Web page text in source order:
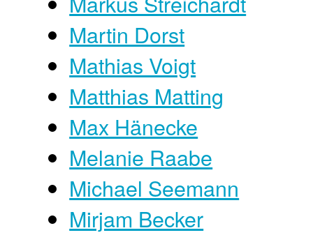
Martin Dorst
Mathias Voigt
Matthias Matting
Max Hänecke
Melanie Raabe
Michael Seemann
Mirjam Becker